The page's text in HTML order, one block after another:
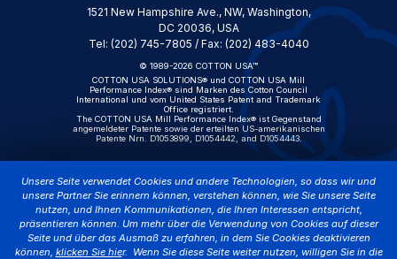
Unsere Seite verwendet Cookies und andere Technologien, so dass wir und
unsere Partner Sie erinnern können, verstehen können, wie Sie unsere Seite
nutzen, und Ihnen Kommunikationen, die Ihren Interessen entspricht,
präsentieren können. Um mehr über die Verwendung von Cookies auf dieser
Seite und über das Ausmaß zu erfahren, in dem Sie Cookies deaktivieren
können, klicken Sie hier. Wenn Sie diese Seite weiter nutzen, willigen Sie in die
1521 New Hampshire Ave., NW, Washington,
DC 20036, USA
Tel: (202) 745-7805 / Fax: (202) 483-4040
© 1989-2026 COTTON USA™
COTTON USA SOLUTIONS® und COTTON USA Mill
Performance Index® sind Marken des Cotton Council
International und vom United States Patent and Trademark
Office registriert.
The COTTON USA Mill Performance Index® ist Gegenstand
angemeldeter Patente sowie der erteilten US-amerikanischen
Patente Nrn. D1053899, D1054442, and D1054443.